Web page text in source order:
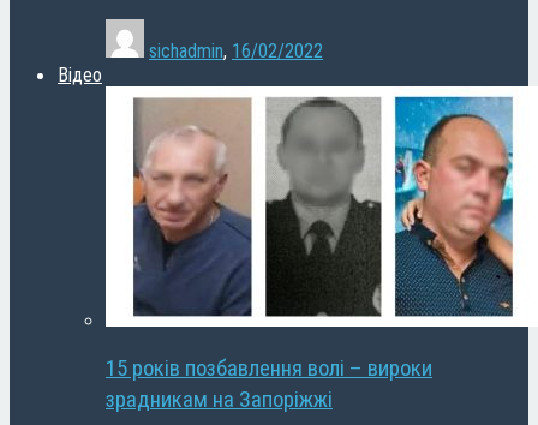
sichadmin, 16/02/2022
Відео
15 років позбавлення волі – вироки
зрадникам на Запоріжжі